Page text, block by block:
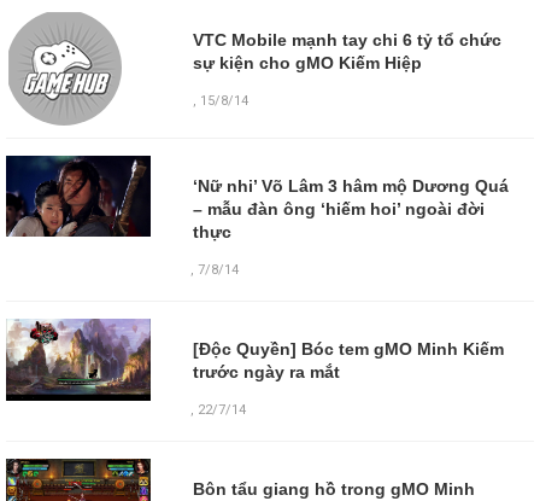
VTC Mobile mạnh tay chi 6 tỷ tổ chức
sự kiện cho gMO Kiếm Hiệp
, 15/8/14
‘Nữ nhi’ Võ Lâm 3 hâm mộ Dương Quá
– mẫu đàn ông ‘hiếm hoi’ ngoài đời
thực
,7/8/14
[Độc Quyền] Bóc tem gMO Minh Kiếm
trước ngày ra mắt
, 22/7/14
Bôn tẩu giang hồ trong gMO Minh